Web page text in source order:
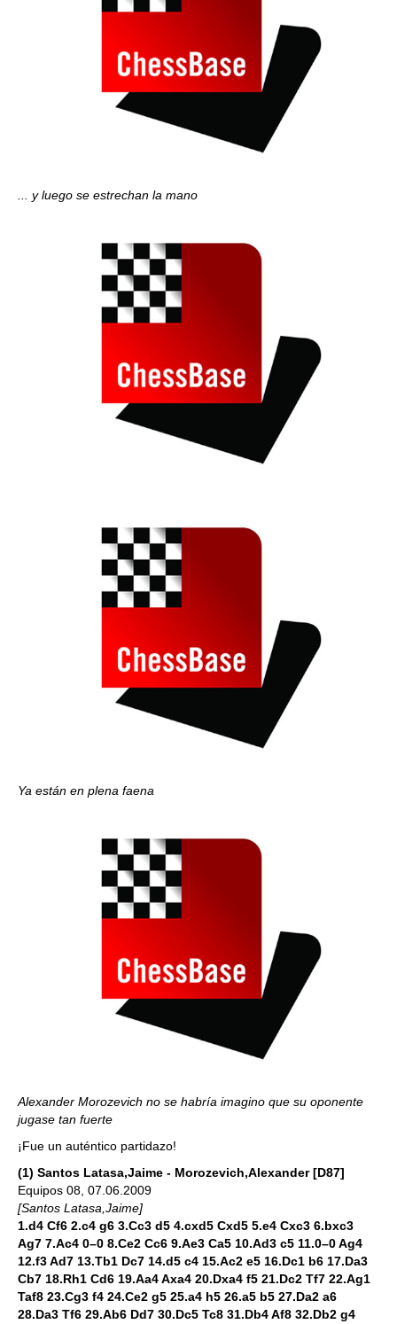
... y luego se estrechan la mano
Ya están en plena faena
Alexander Morozevich no se habría imagino que su oponente
jugase tan fuerte
¡Fue un auténtico partidazo!
(1) Santos Latasa,Jaime - Morozevich,Alexander [D87]
Equipos 08, 07.06.2009
[Santos Latasa,Jaime]
1.d4 Cf6 2.c4 g6 3.Cc3 d5 4.cxd5 Cxd5 5.e4 Cxc3 6.bxc3
Ag7 7.Ac4 0–0 8.Ce2 Cc6 9.Ae3 Ca5 10.Ad3 c5 11.0–0 Ag4
12.f3 Ad7 13.Tb1 Dc7 14.d5 c4 15.Ac2 e5 16.Dc1 b6 17.Da3
Cb7 18.Rh1 Cd6 19.Aa4 Axa4 20.Dxa4 f5 21.Dc2 Tf7 22.Ag1
Taf8 23.Cg3 f4 24.Ce2 g5 25.a4 h5 26.a5 b5 27.Da2 a6
28.Da3 Tf6 29.Ab6 Dd7 30.Dc5 Tc8 31.Db4 Af8 32.Db2 g4